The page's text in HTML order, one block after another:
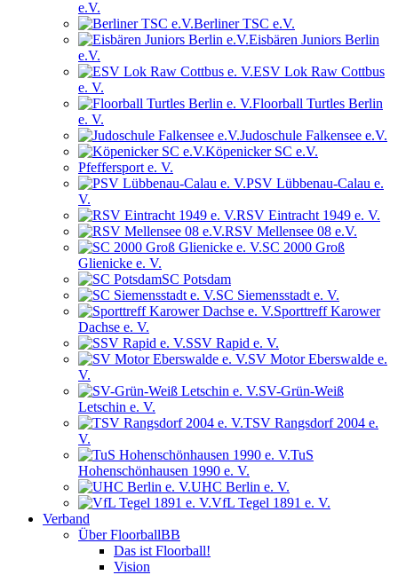
e.V.
Berliner TSC e.V.
Eisbären Juniors Berlin
e.V.
ESV Lok Raw Cottbus
e. V.
Floorball Turtles Berlin
e. V.
Judoschule Falkensee e.V.
Köpenicker SC e.V.
Pfeffersport e. V.
PSV Lübbenau-Calau e.
V.
RSV Eintracht 1949 e. V.
RSV Mellensee 08 e.V.
SC 2000 Groß
Glienicke e. V.
SC Potsdam
SC Siemensstadt e. V.
Sporttreff Karower
Dachse e. V.
SSV Rapid e. V.
SV Motor Eberswalde e.
V.
SV-Grün-Weiß
Letschin e. V.
TSV Rangsdorf 2004 e.
V.
TuS
Hohenschönhausen 1990 e. V.
UHC Berlin e. V.
VfL Tegel 1891 e. V.
Verband
Über FloorballBB
Das ist Floorball!
Vision